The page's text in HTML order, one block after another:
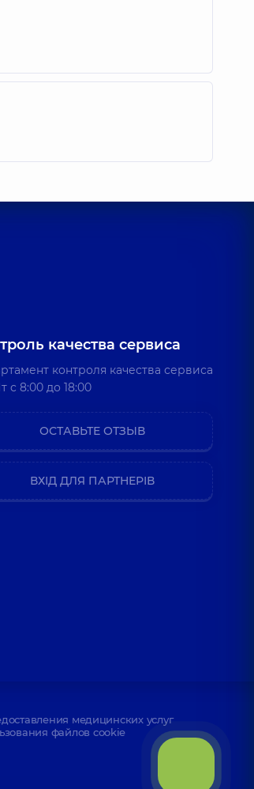
качества сервиса
контроля качества сервиса
c 8:00 до 18:00
ОСТАВЬТЕ ОТЗЫВ
ВХІД ДЛЯ ПАРТНЕРІВ
медицинских услуг
файлов cookie